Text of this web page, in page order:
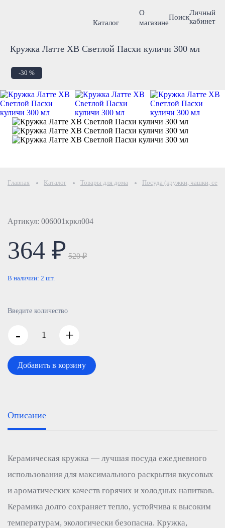
Каталог
О
магазине
Поиск
Личный
кабинет
Кружка Латте ХВ Светлой Пасхи куличи 300 мл
-30 %
Главная Каталог Товары для дома Посуда (кружки, чашки,
Артикул: 006001кркл004
364 ₽ 520 ₽
В наличии: 2 шт.
Введите количество
- +
Добавить в корзину
Описание
Керамическая кружка — лучшая посуда ежедневного
использования для максимального раскрытия вкусовых
и ароматических качеств горячих и холодных напитков.
Керамика долго сохраняет тепло, устойчива к высоким
температурам, экологически безопасна. Кружка,